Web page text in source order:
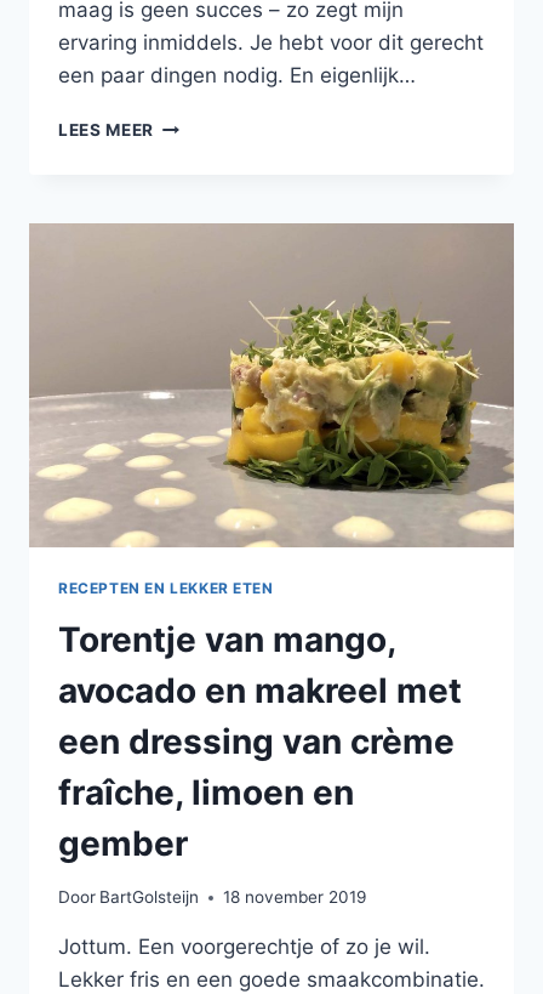
maag is geen succes – zo zegt mijn
ervaring inmiddels. Je hebt voor dit gerecht
een paar dingen nodig. En eigenlijk…
LEES MEER PITA’S
MANGO
RECEPTEN EN LEKKER ETEN
Torentje van mango,
avocado en makreel met
een dressing van crème
fraîche, limoen en
gember
Door BartGolsteijn 18 november 2019
Jottum. Een voorgerechtje of zo je wil.
Lekker fris en een goede smaakcombinatie.